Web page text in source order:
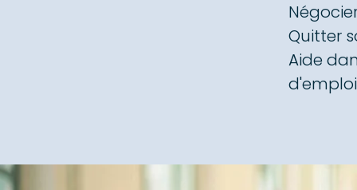
Quitter
Aide
d'emploi